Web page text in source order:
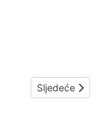
Sljedeći
Sljedeće